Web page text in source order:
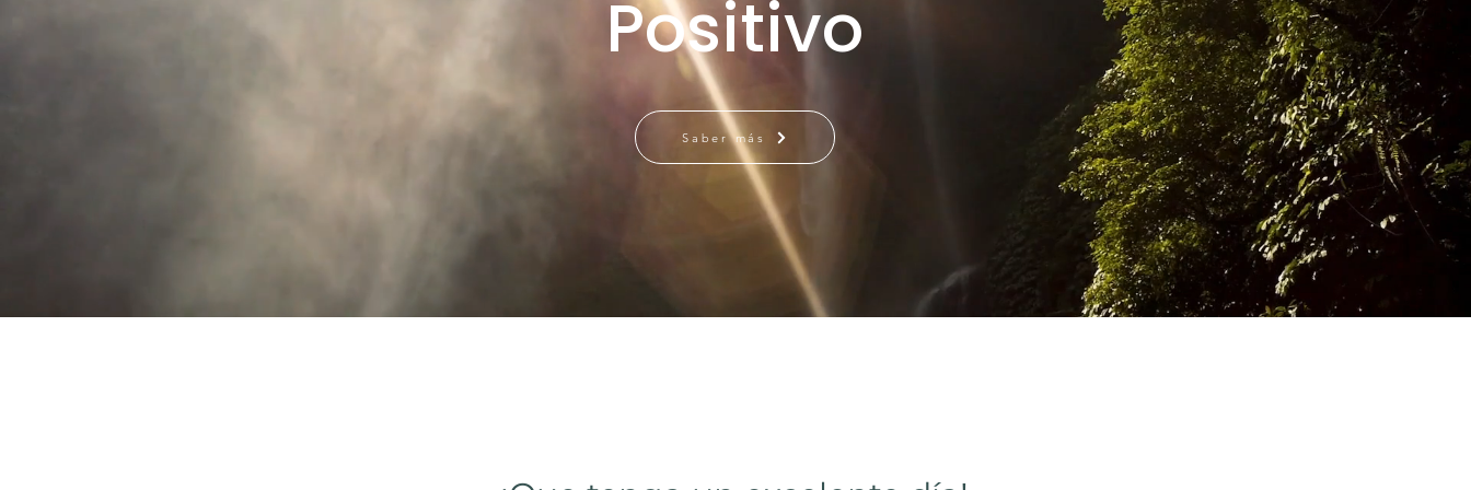
Positivo
Saber más